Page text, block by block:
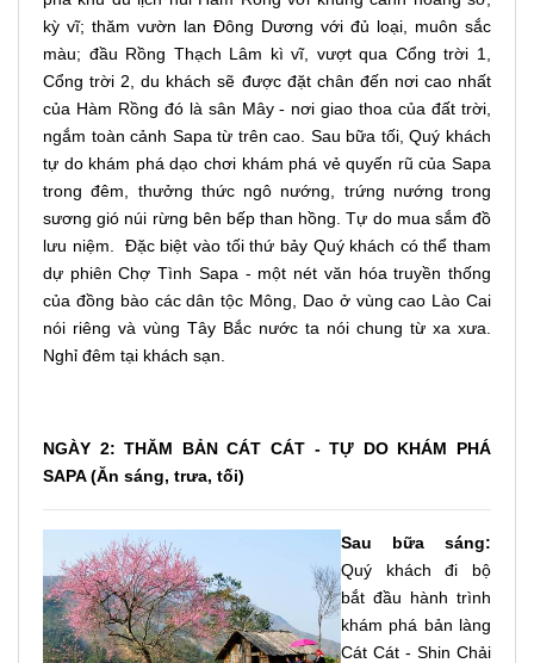
kỳ vĩ; thăm vườn lan Đông Dương với đủ loại, muôn sắc
màu; đầu Rồng Thạch Lâm kì vĩ, vượt qua Cổng trời 1,
Cổng trời 2, du khách sẽ được đặt chân đến nơi cao nhất
của Hàm Rồng đó là sân Mây - nơi giao thoa của đất trời,
ngắm toàn cảnh Sapa từ trên cao. Sau bữa tối, Quý khách
tự do khám phá dạo chơi khám phá vẻ quyến rũ của Sapa
trong đêm, thưởng thức ngô nướng, trứng nướng trong
sương gió núi rừng bên bếp than hồng. Tự do mua sắm đồ
lưu niệm. Đặc biệt vào tối thứ bảy Quý khách có thể tham
dự phiên Chợ Tình Sapa - một nét văn hóa truyền thống
của đồng bào các dân tộc Mông, Dao ở vùng cao Lào Cai
nói riêng và vùng Tây Bắc nước ta nói chung từ xa xưa.
Nghỉ đêm tại khách sạn.
NGÀY 2: THĂM BẢN CÁT CÁT - TỰ DO KHÁM PHÁ
SAPA (Ăn sáng, trưa, tối)
Sau bữa sáng:
Quý khách đi bộ
bắt đầu hành trình
khám phá bản làng
Cát Cát - Shin Chải